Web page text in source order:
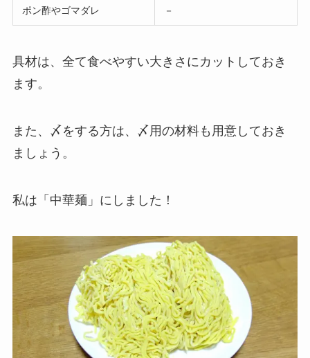
ポン酢やゴマダレ －
具材は、全て食べやすい大きさにカットしておき
ます。
また、〆をする方は、〆用の材料も用意しておき
ましょう。
私は「中華麺」にしました！